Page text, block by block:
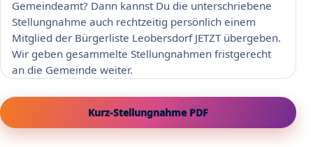
Gemeindeamt? Dann kannst Du die unterschriebene
Stellungnahme auch rechtzeitig persönlich einem
Mitglied der Bürgerliste Leobersdorf JETZT übergeben.
Wir geben gesammelte Stellungnahmen fristgerecht
an die Gemeinde weiter.
Kurz-Stellungnahme PDF